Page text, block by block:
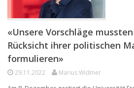
«Unsere Vorschläge
Rücksicht ihrer politischen
formulieren»
29.11.2022 Marius Widmer